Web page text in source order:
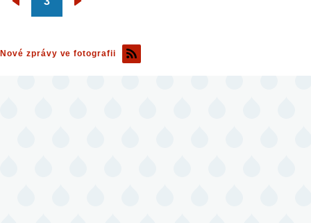
Pagination
Nové zprávy ve fotografii